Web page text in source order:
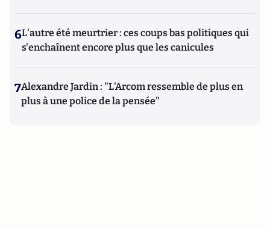
6L'autre été meurtrier : ces coups bas politiques qui
s'enchaînent encore plus que les canicules
7Alexandre Jardin : "L'Arcom ressemble de plus en
plus à une police de la pensée"